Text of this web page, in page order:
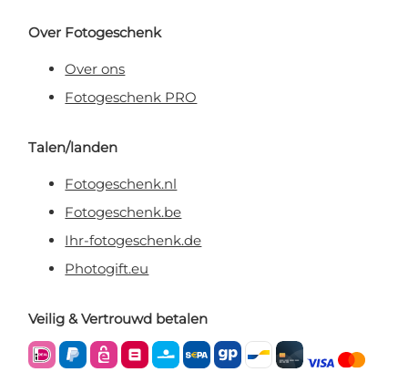
Over Fotogeschenk
Over ons
Fotogeschenk PRO
Talen/landen
Fotogeschenk.nl
Fotogeschenk.be
Ihr-fotogeschenk.de
Photogift.eu
Veilig & Vertrouwd betalen